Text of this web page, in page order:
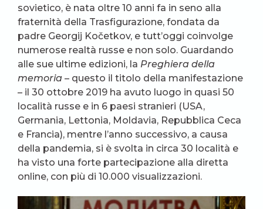
sovietico, è nata oltre 10 anni fa in seno alla
fraternità della Trasfigurazione, fondata da
padre Georgij Kočetkov, e tutt’oggi coinvolge
numerose realtà russe e non solo. Guardando
alle sue ultime edizioni, la Preghiera della
memoria – questo il titolo della manifestazione
– il 30 ottobre 2019 ha avuto luogo in quasi 50
località russe e in 6 paesi stranieri (USA,
Germania, Lettonia, Moldavia, Repubblica Ceca
e Francia), mentre l’anno successivo, a causa
della pandemia, si è svolta in circa 30 località e
ha visto una forte partecipazione alla diretta
online, con più di 10.000 visualizzazioni.